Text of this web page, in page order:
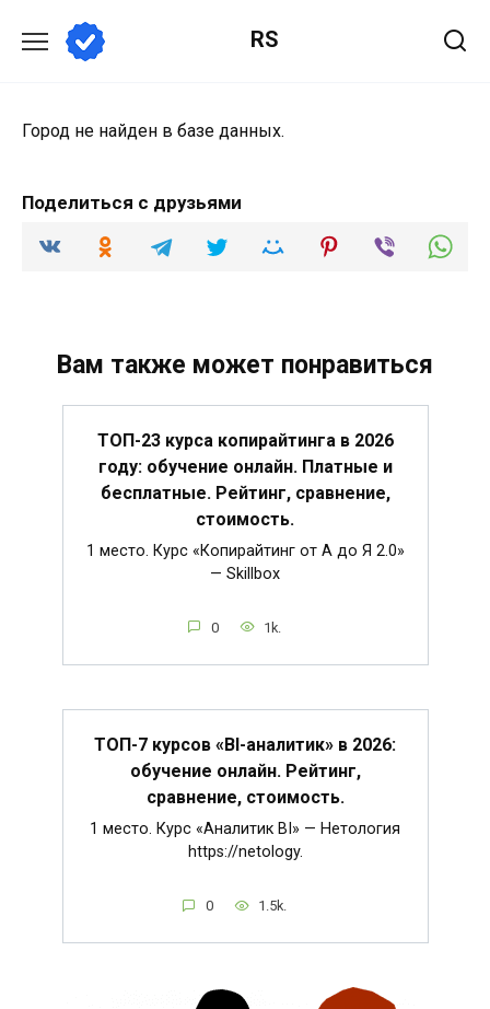
содержанию
RS
Город не найден в базе данных.
Поделиться с друзьями
Вам также может понравиться
ТОП-23 курса копирайтинга в 2026
году: обучение онлайн. Платные и
бесплатные. Рейтинг, сравнение,
стоимость.
1 место. Курс «Копирайтинг от А до Я 2.0»
— Skillbox
0 1k.
ТОП-7 курсов «BI-аналитик» в 2026:
обучение онлайн. Рейтинг,
сравнение, стоимость.
1 место. Курс «Аналитик BI» — Нетология
https://netology.
0 1.5k.